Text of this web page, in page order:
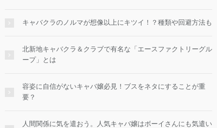
キャバクラのノルマが想像以上にキツイ！？種類や回避方法も
北新地キャバクラ＆クラブで有名な「エースファクトリーグル
ープ」とは
容姿に自信がないキャバ嬢必見！ブスをネタにすることが重
要？
人間関係に気を遣おう。人気キャバ嬢はボーイさんにも気遣い